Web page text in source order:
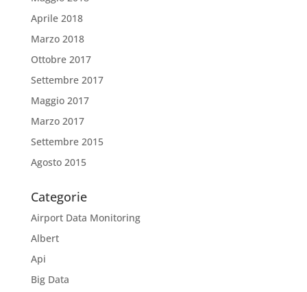
Aprile 2018
Marzo 2018
Ottobre 2017
Settembre 2017
Maggio 2017
Marzo 2017
Settembre 2015
Agosto 2015
Categorie
Airport Data Monitoring
Albert
Api
Big Data